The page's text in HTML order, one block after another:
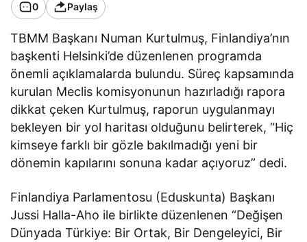
0 Paylaş
TBMM Başkanı Numan Kurtulmuş, Finlandiya’nın
başkenti Helsinki’de düzenlenen programda
önemli açıklamalarda bulundu. Süreç kapsamında
kurulan Meclis komisyonunun hazırladığı rapora
dikkat çeken Kurtulmuş, raporun uygulanmayı
bekleyen bir yol haritası olduğunu belirterek, “Hiç
kimseye farklı bir gözle bakılmadığı yeni bir
dönemin kapılarını sonuna kadar açıyoruz” dedi.
Finlandiya Parlamentosu (Eduskunta) Başkanı
Jussi Halla-Aho ile birlikte düzenlenen “Değişen
Dünyada Türkiye: Bir Ortak, Bir Dengeleyici, Bir